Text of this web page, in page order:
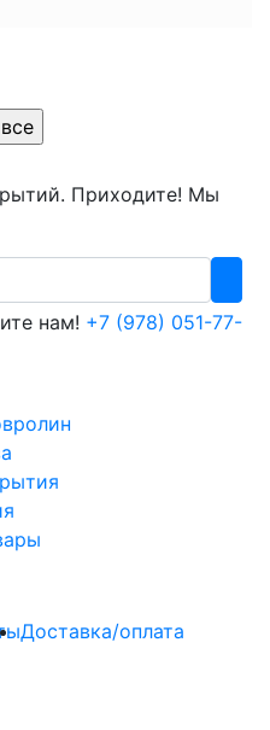
Приходите! Мы
нам! +7 (978) 051-77-
Доставка/оплата